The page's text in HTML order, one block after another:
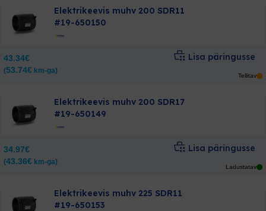
Elektrikeevis muhv 200 SDR11
#19-650150
43.34€
(53.74€ km-ga)
Lisa päringusse
Tellitav
Elektrikeevis muhv 200 SDR17
#19-650149
34.97€
(43.36€ km-ga)
Lisa päringusse
Ladustatav
Elektrikeevis muhv 225 SDR11
#19-650153